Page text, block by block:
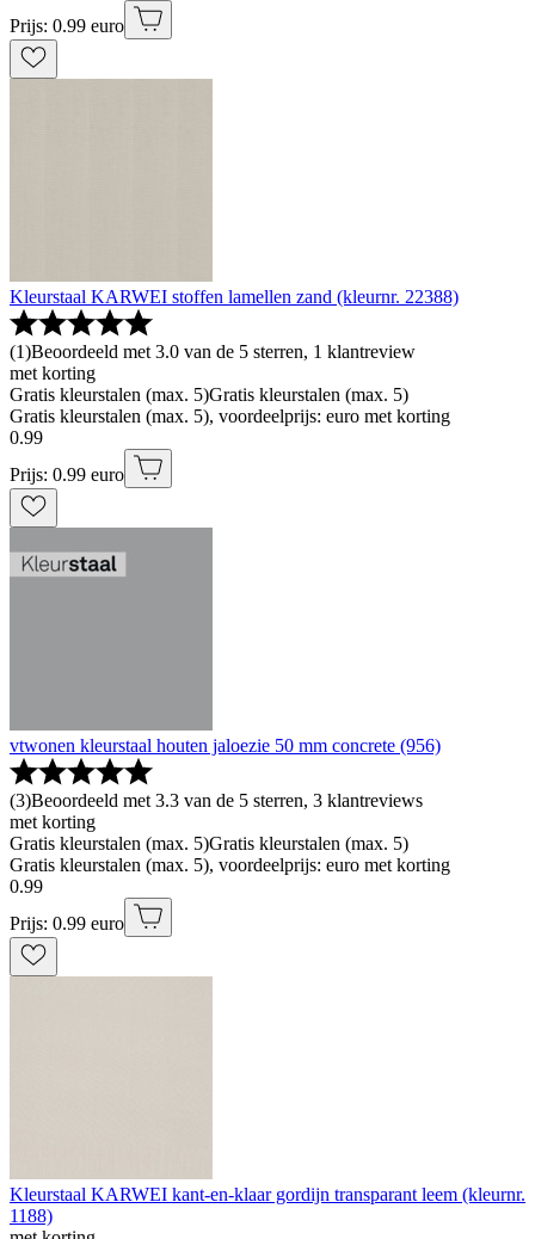
Prijs: 0.99 euro
Kleurstaal KARWEI stoffen lamellen zand (kleurnr. 22388)
(1)Beoordeeld met 3.0 van de 5 sterren, 1 klantreview
met korting
Gratis kleurstalen (max. 5)Gratis kleurstalen (max. 5)
Gratis kleurstalen (max. 5), voordeelprijs: euro met korting
0.99
Prijs: 0.99 euro
vtwonen kleurstaal houten jaloezie 50 mm concrete (956)
(3)Beoordeeld met 3.3 van de 5 sterren, 3 klantreviews
met korting
Gratis kleurstalen (max. 5)Gratis kleurstalen (max. 5)
Gratis kleurstalen (max. 5), voordeelprijs: euro met korting
0.99
Prijs: 0.99 euro
Kleurstaal KARWEI kant-en-klaar gordijn transparant leem (kleurnr.
1188)